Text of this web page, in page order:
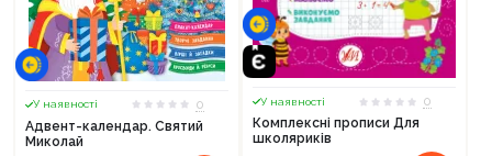
У наявності
0
Адвент-календар. Святий
Миколай
У наявності
0
Комплексні прописи Для
школяриків